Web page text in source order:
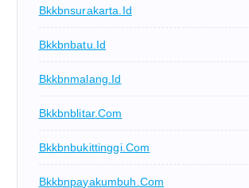
Bkkbnsurakarta.id
Bkkbnbatu.id
Bkkbnmalang.id
Bkkbnblitar.com
Bkkbnbukittinggi.com
Bkkbnpayakumbuh.com